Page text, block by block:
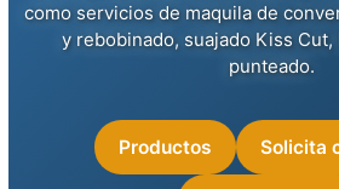
como servicios de maquila de
y rebobinado, suajado Kiss
punteado.
Productos Solicita